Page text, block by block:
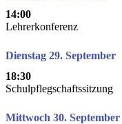
14:00
Lehrerkonferenz
Dienstag 29. September
18:30
Schulpflegschaftssitzung
Mittwoch 30. September